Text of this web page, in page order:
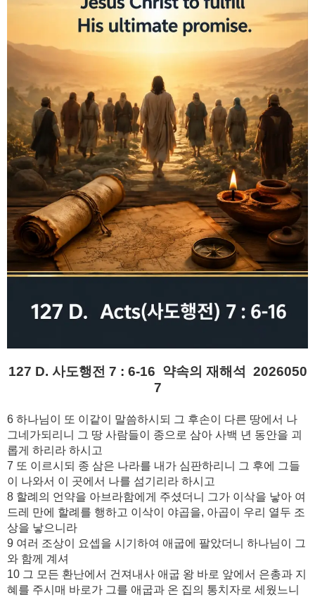
127 D. 사도행전 7 : 6-16 약속의 재해석 2026050
7
6 하나님이 또 이같이 말씀하시되 그 후손이 다른 땅에서 나
그네가되리니 그 땅 사람들이 종으로 삼아 사백 년 동안을 괴
롭게 하리라 하시고
7 또 이르시되 종 삼은 나라를 내가 심판하리니 그 후에 그들
이 나와서 이 곳에서 나를 섬기리라 하시고
8 할례의 언약을 아브라함에게 주셨더니 그가 이삭을 낳아 여
드레 만에 할례를 행하고 이삭이 야곱을, 아곱이 우리 열두 조
상을 낳으니라
9 여러 조상이 요셉을 시기하여 애굽에 팔았더니 하나님이 그
와 함께 계셔
10 그 모든 환난에서 건져내사 애굽 왕 바로 앞에서 은총과 지
혜를 주시매 바로가 그를 애굽과 온 집의 통치자로 세웠느니